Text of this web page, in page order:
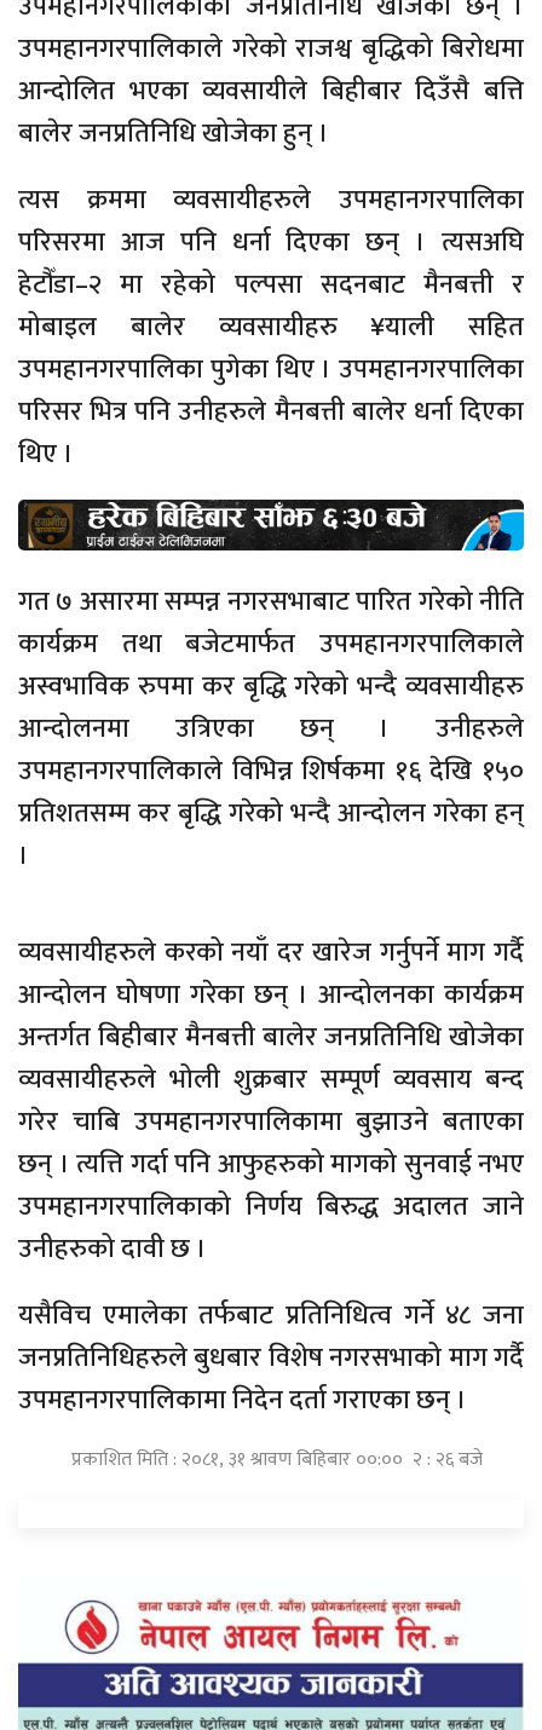
उपमहानगरपालिकाले गरेको राजश्व बृद्धिको बिरोधमा
आन्दोलित भएका व्यवसायीले बिहीबार दिउँसै बत्ति
बालेर जनप्रतिनिधि खोजेका हुन् ।
त्यस क्रममा व्यवसायीहरुले उपमहानगरपालिका
परिसरमा आज पनि धर्ना दिएका छन् । त्यसअघि
हेटौँडा–२ मा रहेको पल्पसा सदनबाट मैनबत्ती र
मोबाइल बालेर व्यवसायीहरु ¥याली सहित
उपमहानगरपालिका पुगेका थिए । उपमहानगरपालिका
परिसर भित्र पनि उनीहरुले मैनबत्ती बालेर धर्ना दिएका
थिए ।
गत ७ असारमा सम्पन्न नगरसभाबाट पारित गरेको नीति
कार्यक्रम तथा बजेटमार्फत उपमहानगरपालिकाले
अस्वभाविक रुपमा कर बृद्धि गरेको भन्दै व्यवसायीहरु
आन्दोलनमा उत्रिएका छन् । उनीहरुले
उपमहानगरपालिकाले विभिन्न शिर्षकमा १६ देखि १५०
प्रतिशतसम्म कर बृद्धि गरेको भन्दै आन्दोलन गरेका हन्
।
व्यवसायीहरुले करको नयाँ दर खारेज गर्नुपर्ने माग गर्दै
आन्दोलन घोषणा गरेका छन् । आन्दोलनका कार्यक्रम
अन्तर्गत बिहीबार मैनबत्ती बालेर जनप्रतिनिधि खोजेका
व्यवसायीहरुले भोली शुक्रबार सम्पूर्ण व्यवसाय बन्द
गरेर चाबि उपमहानगरपालिकामा बुझाउने बताएका
छन् । त्यत्ति गर्दा पनि आफुहरुको मागको सुनवाई नभए
उपमहानगरपालिकाको निर्णय बिरुद्ध अदालत जाने
उनीहरुको दावी छ ।
यसैविच एमालेका तर्फबाट प्रतिनिधित्व गर्ने ४८ जना
जनप्रतिनिधिहरुले बुधबार विशेष नगरसभाको माग गर्दै
उपमहानगरपालिकामा निदेन दर्ता गराएका छन् ।
प्रकाशित मिति : २०८१, ३१ श्रावण बिहिबार ००:०० २ : २६ बजे